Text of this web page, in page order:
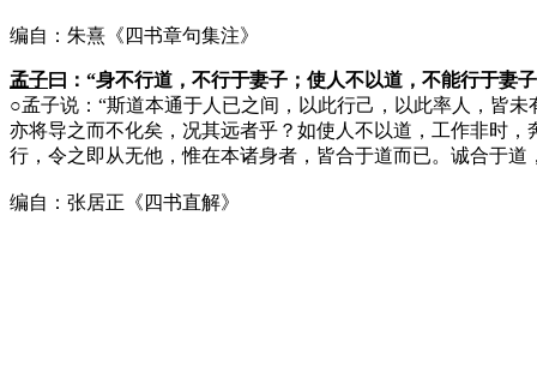
编自：朱熹《四书章句集注》
孟子曰：“身不行道，不行于妻子；使人不以道，不能行于妻
○孟子说：“斯道本通于人已之间，以此行己，以此率人，皆
亦将导之而不化矣，况其远者乎？如使人不以道，工作非时
行，令之即从无他，惟在本诸身者，皆合于道而已。诚合于
编自：张居正《四书直解》